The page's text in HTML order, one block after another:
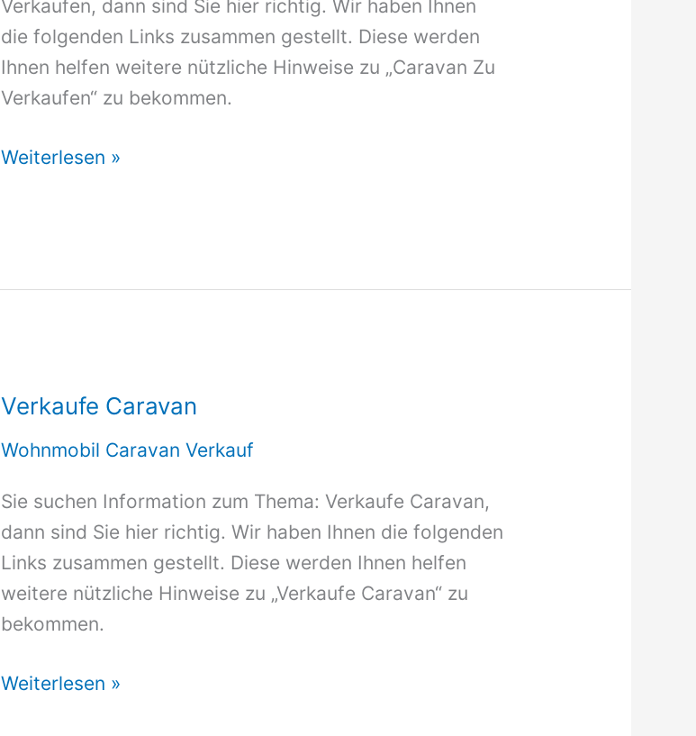
Verkaufen, dann sind Sie hier richtig. Wir haben Ihnen
die folgenden Links zusammen gestellt. Diese werden
Ihnen helfen weitere nützliche Hinweise zu „Caravan Zu
Verkaufen“ zu bekommen.
Caravan
Weiterlesen »
Verkaufe Caravan
Wohnmobil Caravan Verkauf
Sie suchen Information zum Thema: Verkaufe Caravan,
dann sind Sie hier richtig. Wir haben Ihnen die folgenden
Links zusammen gestellt. Diese werden Ihnen helfen
weitere nützliche Hinweise zu „Verkaufe Caravan“ zu
bekommen.
Verkaufe
Weiterlesen »